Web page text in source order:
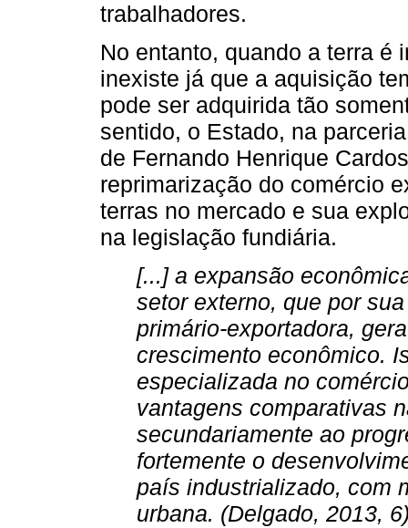
trabalhadores.
No entanto, quando a terra é
inexiste já que a aquisição
pode ser adquirida tão
sentido, o Estado, na
de Fernando Henrique
reprimarização do comércio
terras no mercado e sua
na legislação fundiária.
[...] a expansão
setor externo, que por
primário-exportadora,
crescimento econômico.
especializada no
vantagens comparativas
secundariamente ao
fortemente o
país industrializado, com
urbana. (Delgado, 2013,